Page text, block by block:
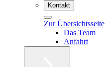
Kontakt
Zur Übersichtsseite
Das Team
Anfahrt